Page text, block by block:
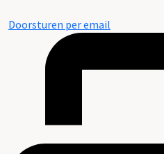
Doorsturen per email